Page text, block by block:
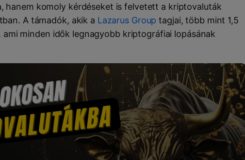
hanem komoly kérdéseket is felvetett a kriptovaluták
A támadók, akik a Lazarus Group tagjai, több mint 1,5
minden idők legnagyobb kriptográfiai lopásának